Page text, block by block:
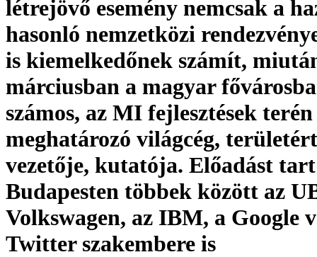
létrejövő esemény nemcsak a
hasonló nemzetközi
is kiemelkedőnek számít,
márciusban a magyar
számos, az MI fejlesztések terén
meghatározó világcég,
vezetője, kutatója. Előadást tart
Budapesten többek között az
Volkswagen, az IBM, a Google
Twitter szakembere is